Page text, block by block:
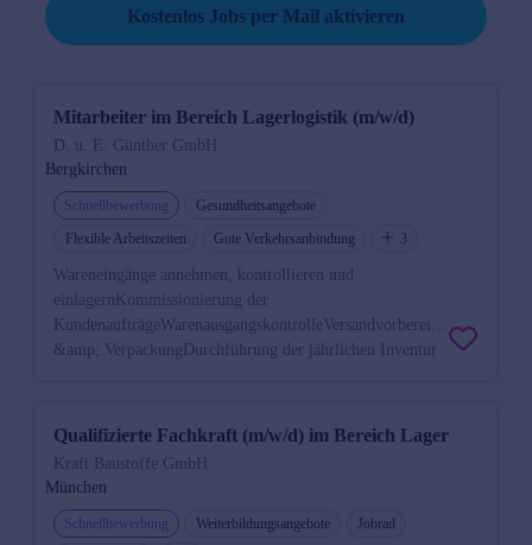
Kostenlos Jobs per Mail aktivieren
Mitarbeiter im Bereich Lagerlogistik (m/w/d)
D. u. E. Günther GmbH
Bergkirchen
Schnellbewerbung
Gesundheitsangebote
Flexible Arbeitszeiten
Gute Verkehrsanbindung 3
Wareneingänge annehmen, kontrollieren und
einlagernKommissionierung der
KundenaufträgeWarenausgangskontrolleVersandvorbereitung
&amp; VerpackungDurchführung der jährlichen Inventur
Qualifizierte Fachkraft (m/w/d) im Bereich Lager
Kraft Baustoffe GmbH
München
Schnellbewerbung Weiterbildungsangebote
Jobrad